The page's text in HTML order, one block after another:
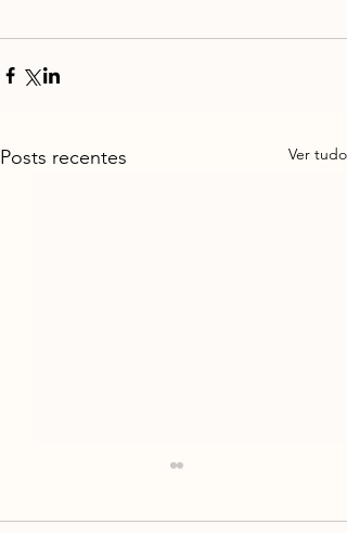
Posts recentes Ver tudo